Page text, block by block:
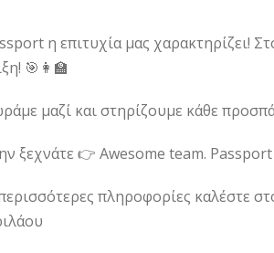
η επιτυχία μας χαρακτηρίζει!
🎯👩‍🏫
μαζί και στηρίζουμε κάθε
ξεχνάτε 👉 Awesome team.
πληροφορίες καλέστε